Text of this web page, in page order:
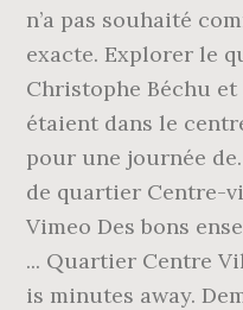
n’a pas souhaité
exacte. Explorer le
Christophe Béchu
étaient dans le
pour une journée
de quartier Centre-
Vimeo Des bons
... Quartier Centre
is minutes away.